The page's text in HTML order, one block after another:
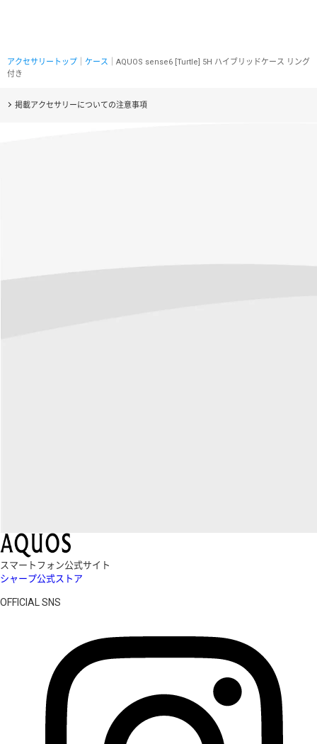
アクセサリートップ ケース ｜AQUOS sense6 [Turtle] 5H ハイブリッドケース リング
付き
掲載アクセサリーについての注意事項
スマートフォン公式サイト
シャープ公式ストア
OFFICIAL SNS